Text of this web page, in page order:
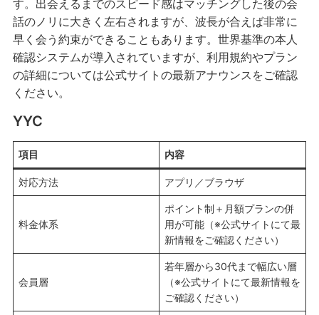
す。出会えるまでのスピード感はマッチングした後の会
話のノリに大きく左右されますが、波長が合えば非常に
早く会う約束ができることもあります。世界基準の本人
確認システムが導入されていますが、利用規約やプラン
の詳細については公式サイトの最新アナウンスをご確認
ください。
YYC
項目 内容
対応方法 アプリ／ブラウザ
料金体系
ポイント制＋月額プランの併
用が可能（※公式サイトにて最
新情報をご確認ください）
会員層
若年層から30代まで幅広い層
（※公式サイトにて最新情報を
ご確認ください）